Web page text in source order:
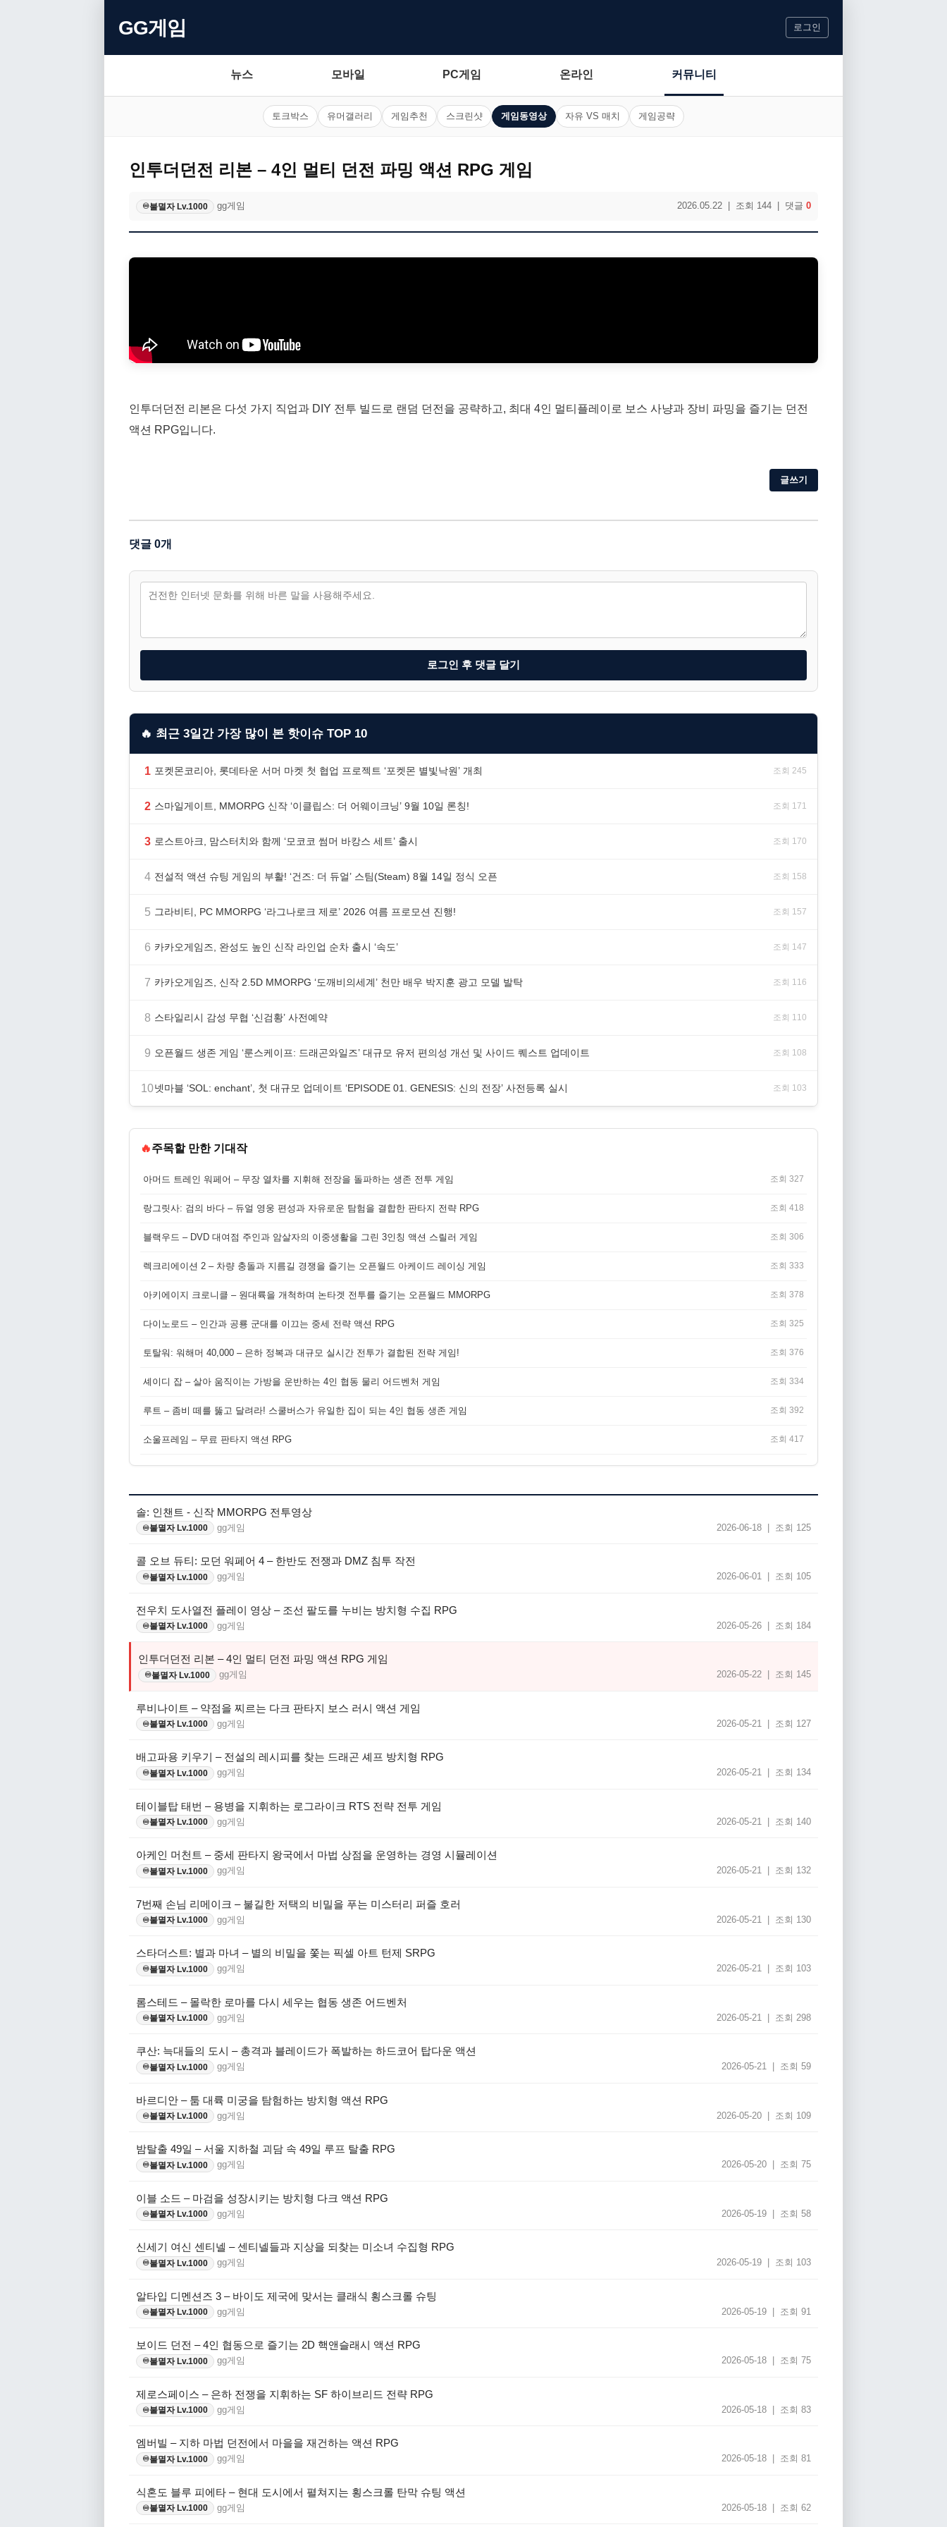
GG게임 로그인
뉴스 모바일 PC게임 온라인 커뮤니티
토크박스 유머갤러리 게임추천 스크린샷 게임동영상 자유 VS 매치 게임공략
인투더던전 리본 – 4인 멀티 던전 파밍 액션 RPG 게임
♾️불멸자 Lv.1000 gg게임 2026.05.22 | 조회 144 | 댓글 0
인투더던전 리본은 다섯 가지 직업과 DIY 전투 빌드로 랜덤 던전을 공략하고, 최대 4인 멀티플레이로 보스 사냥과 장비 파밍을 즐기는 던전
액션 RPG입니다.
글쓰기
댓글 0개
로그인 후 댓글 달기
🔥 최근 3일간 가장 많이 본 핫이슈 TOP 10
1 포켓몬코리아, 롯데타운 서머 마켓 첫 협업 프로젝트 ‘포켓몬 별빛낙원’ 개최 조회 245
2 스마일게이트, MMORPG 신작 ‘이클립스: 더 어웨이크닝’ 9월 10일 론칭! 조회 171
3 로스트아크, 맘스터치와 함께 ‘모코코 썸머 바캉스 세트’ 출시 조회 170
4 전설적 액션 슈팅 게임의 부활! ‘건즈: 더 듀얼’ 스팀(Steam) 8월 14일 정식 오픈 조회 158
5 그라비티, PC MMORPG ‘라그나로크 제로’ 2026 여름 프로모션 진행! 조회 157
6 카카오게임즈, 완성도 높인 신작 라인업 순차 출시 ‘속도’ 조회 147
7 카카오게임즈, 신작 2.5D MMORPG ‘도깨비의세계’ 천만 배우 박지훈 광고 모델 발탁 조회 116
8 스타일리시 감성 무협 ‘신검황’ 사전예약 조회 110
9 오픈월드 생존 게임 ‘룬스케이프: 드래곤와일즈’ 대규모 유저 편의성 개선 및 사이드 퀘스트 업데이트 조회 108
10넷마블 ‘SOL: enchant’, 첫 대규모 업데이트 ‘EPISODE 01. GENESIS: 신의 전장’ 사전등록 실시 조회 103
🔥주목할 만한 기대작
아머드 트레인 워페어 – 무장 열차를 지휘해 전장을 돌파하는 생존 전투 게임 조회 327
랑그릿사: 검의 바다 – 듀얼 영웅 편성과 자유로운 탐험을 결합한 판타지 전략 RPG 조회 418
블랙우드 – DVD 대여점 주인과 암살자의 이중생활을 그린 3인칭 액션 스릴러 게임 조회 306
렉크리에이션 2 – 차량 충돌과 지름길 경쟁을 즐기는 오픈월드 아케이드 레이싱 게임 조회 333
아키에이지 크로니클 – 원대륙을 개척하며 논타겟 전투를 즐기는 오픈월드 MMORPG 조회 378
다이노로드 – 인간과 공룡 군대를 이끄는 중세 전략 액션 RPG 조회 325
토탈워: 워해머 40,000 – 은하 정복과 대규모 실시간 전투가 결합된 전략 게임! 조회 376
셰이디 잡 – 살아 움직이는 가방을 운반하는 4인 협동 물리 어드벤처 게임 조회 334
루트 – 좀비 떼를 뚫고 달려라! 스쿨버스가 유일한 집이 되는 4인 협동 생존 게임 조회 392
소울프레임 – 무료 판타지 액션 RPG 조회 417
솔: 인챈트 - 신작 MMORPG 전투영상
♾️불멸자 Lv.1000 gg게임 2026-06-18 | 조회 125
콜 오브 듀티: 모던 워페어 4 – 한반도 전쟁과 DMZ 침투 작전
♾️불멸자 Lv.1000 gg게임 2026-06-01 | 조회 105
전우치 도사열전 플레이 영상 – 조선 팔도를 누비는 방치형 수집 RPG
♾️불멸자 Lv.1000 gg게임 2026-05-26 | 조회 184
인투더던전 리본 – 4인 멀티 던전 파밍 액션 RPG 게임
♾️불멸자 Lv.1000 gg게임 2026-05-22 | 조회 145
루비나이트 – 약점을 찌르는 다크 판타지 보스 러시 액션 게임
♾️불멸자 Lv.1000 gg게임 2026-05-21 | 조회 127
배고파용 키우기 – 전설의 레시피를 찾는 드래곤 셰프 방치형 RPG
♾️불멸자 Lv.1000 gg게임 2026-05-21 | 조회 134
테이블탑 태번 – 용병을 지휘하는 로그라이크 RTS 전략 전투 게임
♾️불멸자 Lv.1000 gg게임 2026-05-21 | 조회 140
아케인 머천트 – 중세 판타지 왕국에서 마법 상점을 운영하는 경영 시뮬레이션
♾️불멸자 Lv.1000 gg게임 2026-05-21 | 조회 132
7번째 손님 리메이크 – 불길한 저택의 비밀을 푸는 미스터리 퍼즐 호러
♾️불멸자 Lv.1000 gg게임 2026-05-21 | 조회 130
스타더스트: 별과 마녀 – 별의 비밀을 쫓는 픽셀 아트 턴제 SRPG
♾️불멸자 Lv.1000 gg게임 2026-05-21 | 조회 103
롬스테드 – 몰락한 로마를 다시 세우는 협동 생존 어드벤처
♾️불멸자 Lv.1000 gg게임 2026-05-21 | 조회 298
쿠산: 늑대들의 도시 – 총격과 블레이드가 폭발하는 하드코어 탑다운 액션
♾️불멸자 Lv.1000 gg게임 2026-05-21 | 조회 59
바르디안 – 툼 대륙 미궁을 탐험하는 방치형 액션 RPG
♾️불멸자 Lv.1000 gg게임 2026-05-20 | 조회 109
밤탈출 49일 – 서울 지하철 괴담 속 49일 루프 탈출 RPG
♾️불멸자 Lv.1000 gg게임 2026-05-20 | 조회 75
이블 소드 – 마검을 성장시키는 방치형 다크 액션 RPG
♾️불멸자 Lv.1000 gg게임 2026-05-19 | 조회 58
신세기 여신 센티넬 – 센티넬들과 지상을 되찾는 미소녀 수집형 RPG
♾️불멸자 Lv.1000 gg게임 2026-05-19 | 조회 103
알타입 디멘션즈 3 – 바이도 제국에 맞서는 클래식 횡스크롤 슈팅
♾️불멸자 Lv.1000 gg게임 2026-05-19 | 조회 91
보이드 던전 – 4인 협동으로 즐기는 2D 핵앤슬래시 액션 RPG
♾️불멸자 Lv.1000 gg게임 2026-05-18 | 조회 75
제로스페이스 – 은하 전쟁을 지휘하는 SF 하이브리드 전략 RPG
♾️불멸자 Lv.1000 gg게임 2026-05-18 | 조회 83
엠버빌 – 지하 마법 던전에서 마을을 재건하는 액션 RPG
♾️불멸자 Lv.1000 gg게임 2026-05-18 | 조회 81
식혼도 블루 피에타 – 현대 도시에서 펼쳐지는 횡스크롤 탄막 슈팅 액션
♾️불멸자 Lv.1000 gg게임 2026-05-18 | 조회 62